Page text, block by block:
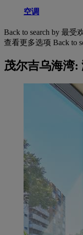
空调
Back to search by 最受
查看更多选项 Back to
茂尔吉乌海湾: